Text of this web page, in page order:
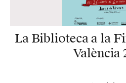
La Biblioteca a la
València